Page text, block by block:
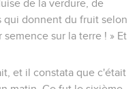
de la verdure, de
qui donnent du fruit selon
sur la terre ! » Et
et il constata que c'était